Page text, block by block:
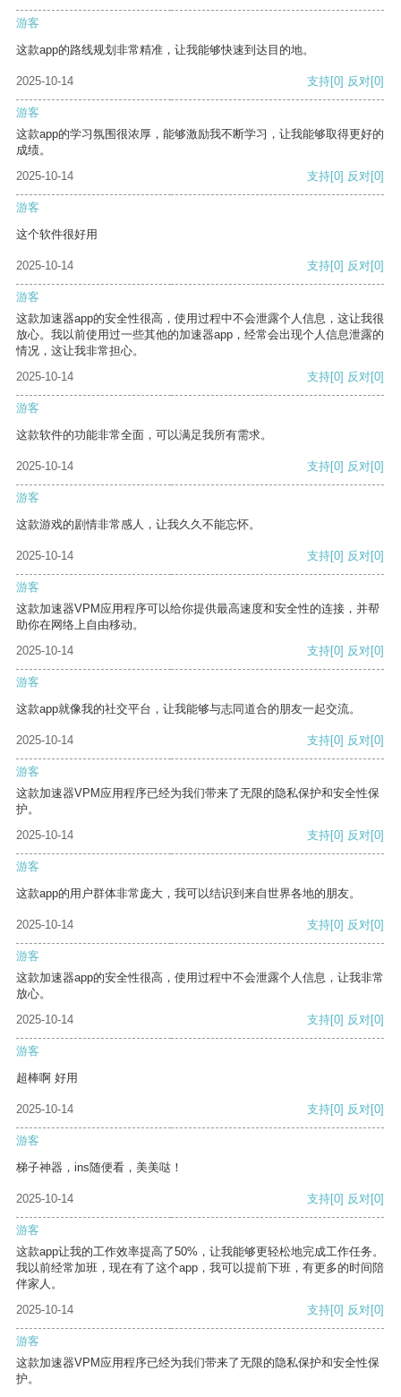
游客
这款app的路线规划非常精准，让我能够快速到达目的地。
2025-10-14 支持[0] 反对[0]
游客
这款app的学习氛围很浓厚，能够激励我不断学习，让我能够取得更好的
成绩。
2025-10-14
支持[0] 反对[0]
游客
这个软件很好用
2025-10-14 支持[0] 反对[0]
游客
这款加速器app的安全性很高，使用过程中不会泄露个人信息，这让我很
放心。我以前使用过一些其他的加速器app，经常会出现个人信息泄露的
情况，这让我非常担心。
2025-10-14
支持[0] 反对[0]
游客
这款软件的功能非常全面，可以满足我所有需求。
2025-10-14 支持[0] 反对[0]
游客
这款游戏的剧情非常感人，让我久久不能忘怀。
2025-10-14 支持[0] 反对[0]
游客
这款加速器VPM应用程序可以给你提供最高速度和安全性的连接，并帮
助你在网络上自由移动。
2025-10-14
支持[0] 反对[0]
游客
这款app就像我的社交平台，让我能够与志同道合的朋友一起交流。
2025-10-14 支持[0] 反对[0]
游客
这款加速器VPM应用程序已经为我们带来了无限的隐私保护和安全性保
护。
2025-10-14
支持[0] 反对[0]
游客
这款app的用户群体非常庞大，我可以结识到来自世界各地的朋友。
2025-10-14 支持[0] 反对[0]
游客
这款加速器app的安全性很高，使用过程中不会泄露个人信息，让我非常
放心。
2025-10-14
支持[0] 反对[0]
游客
超棒啊 好用
2025-10-14 支持[0] 反对[0]
游客
梯子神器，ins随便看，美美哒！
2025-10-14 支持[0] 反对[0]
游客
这款app让我的工作效率提高了50%，让我能够更轻松地完成工作任务。
我以前经常加班，现在有了这个app，我可以提前下班，有更多的时间陪
伴家人。
2025-10-14
支持[0] 反对[0]
游客
这款加速器VPM应用程序已经为我们带来了无限的隐私保护和安全性保
护。